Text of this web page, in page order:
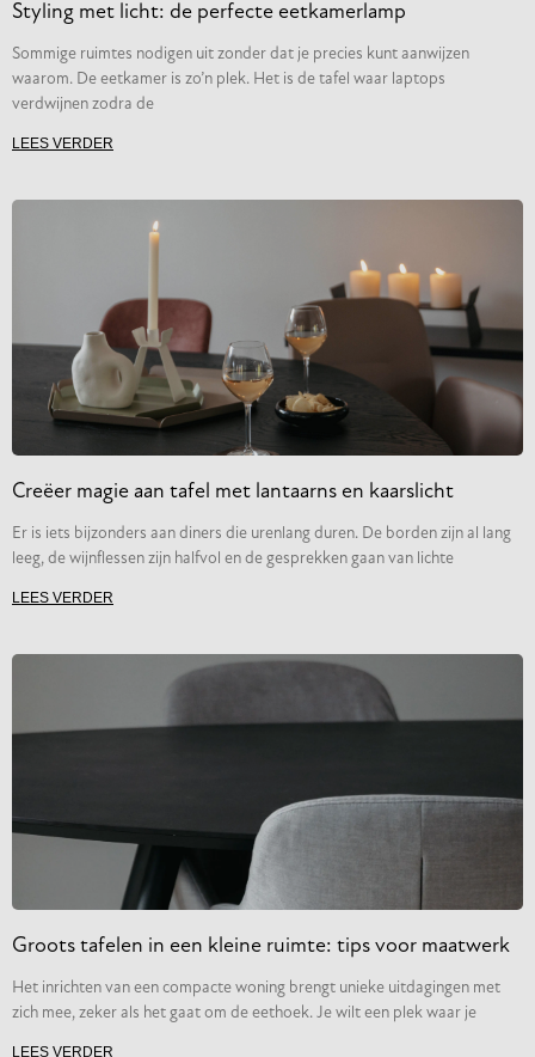
Styling met licht: de perfecte eetkamerlamp
Sommige ruimtes nodigen uit zonder dat je precies kunt aanwijzen
waarom. De eetkamer is zo’n plek. Het is de tafel waar laptops
verdwijnen zodra de
LEES VERDER
Creëer magie aan tafel met lantaarns en kaarslicht
Er is iets bijzonders aan diners die urenlang duren. De borden zijn al lang
leeg, de wijnflessen zijn halfvol en de gesprekken gaan van lichte
LEES VERDER
Groots tafelen in een kleine ruimte: tips voor maatwerk
Het inrichten van een compacte woning brengt unieke uitdagingen met
zich mee, zeker als het gaat om de eethoek. Je wilt een plek waar je
LEES VERDER